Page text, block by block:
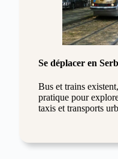
Se déplacer en
Bus et trains
pratique pour
taxis et transports